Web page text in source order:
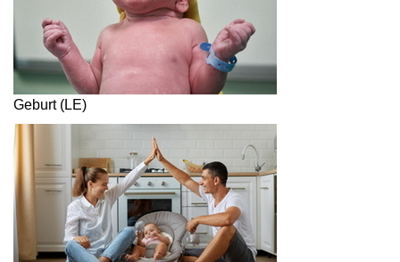
Geburt (LE)